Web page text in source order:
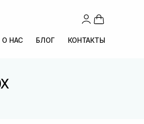
О НАС БЛОГ КОНТАКТЫ